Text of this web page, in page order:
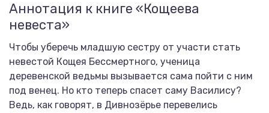
Аннотация к книге «Кощеева
невеста»
Чтобы уберечь младшую сестру от участи стать
невестой Кощея Бессмертного, ученица
деревенской ведьмы вызывается сама пойти с ним
под венец. Но кто теперь спасет саму Василису?
Ведь, как говорят, в Дивнозёрье перевелись